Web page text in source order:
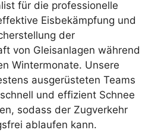
für die professionelle
Eisbekämpfung und
der
von Gleisanlagen während
Wintermonate. Unsere
ausgerüsteten Teams
und effizient Schnee
sodass der Zugverkehr
ablaufen kann.